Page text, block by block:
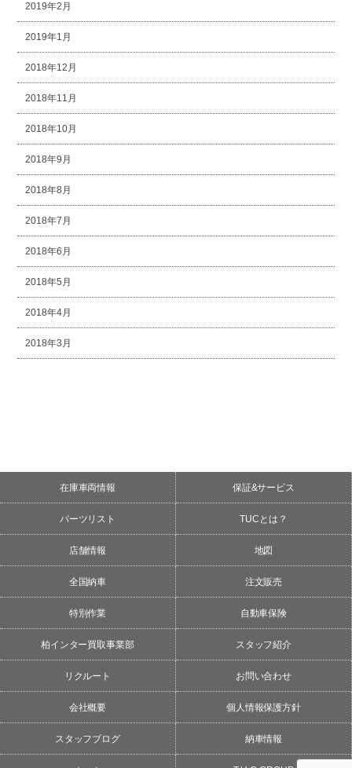
2019年2月
2019年1月
2018年12月
2018年11月
2018年10月
2018年9月
2018年8月
2018年7月
2018年6月
2018年5月
2018年4月
2018年3月
在庫車両情報 保証&サービス
パーツリスト TUCとは？
店舗情報 地図
全国納車 注文販売
特別作業 自動車保険
柏インター買取事業部 スタッフ紹介
リクルート お問い合わせ
会社概要 個人情報保護方針
スタッフブログ 納車情報